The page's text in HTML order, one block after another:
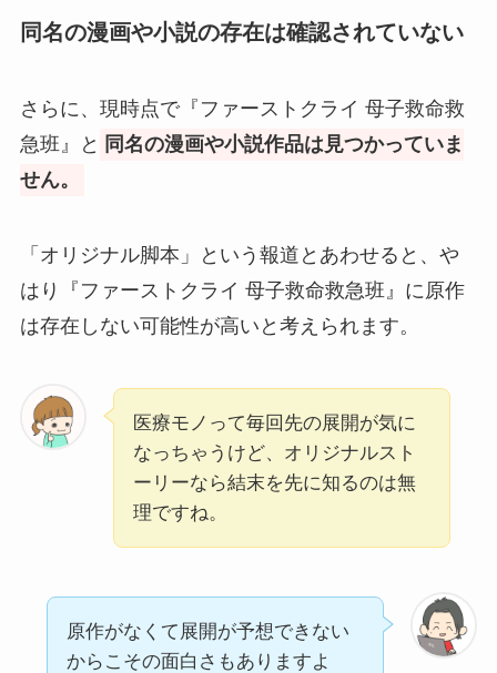
同名の漫画や小説の存在は確認されていない
さらに、現時点で『ファーストクライ 母子救命救
急班』と 同名の漫画や小説作品は見つかっていま
せん。
「オリジナル脚本」という報道とあわせると、や
はり『ファーストクライ 母子救命救急班』に原作
は存在しない可能性が高いと考えられます。
医療モノって毎回先の展開が気に
なっちゃうけど、オリジナルスト
ーリーなら結末を先に知るのは無
理ですね。
原作がなくて展開が予想できない
からこその面白さもありますよ